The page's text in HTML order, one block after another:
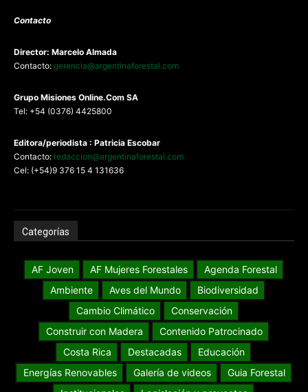
Contacto
Director: Marcelo Almada
Contacto: gerencia@argentinaforestal.com
Grupo Misiones Online.Com SA
Tel: +54 (0376) 4425800
Editora/periodista : Patricia Escobar
Contacto: redaccion@argentinaforestal.com
Cel: (+54)9 376 15 4 131636
Categorías
AF Joven AF Mujeres Forestales
Agenda Forestal
Ambiente
Aves del Mundo
Biodiversidad
Cambio Climático
Conservación
Construir con Madera
Contenido Patrocinado
Costa Rica
Destacadas
Educación
Energías Renovables
Galería de videos
Guia Forestal